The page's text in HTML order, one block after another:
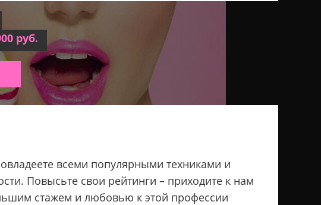
руб.
всеми популярными техниками и
Повысьте свои рейтинги – приходите к нам
стажем и любовью к этой профессии